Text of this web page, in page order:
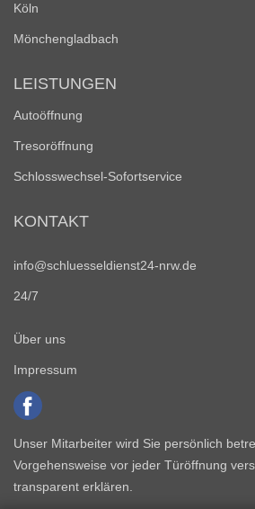
Köln
Mönchengladbach
LEISTUNGEN
Autoöffnung
Tresoröffnung
Schlosswechsel-Sofortservice
KONTAKT
info@schluesseldienst24-nrw.de
24/7
Über uns
Impressum
Unser Mitarbeiter wird Sie persönlich
Vorgehensweise vor jeder Türöffnung
transparent erklären.